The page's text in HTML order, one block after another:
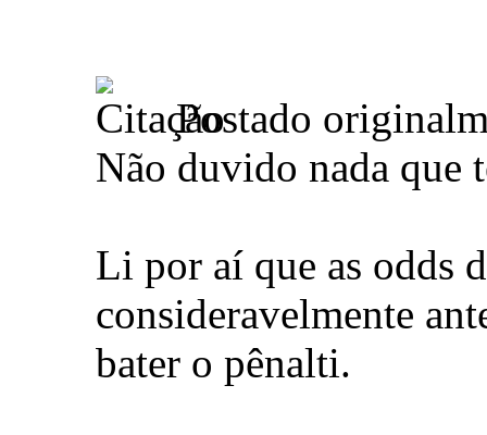
Postado
Não duvido nada que
Li por aí que as odds
consideravelmente
bater o pênalti.